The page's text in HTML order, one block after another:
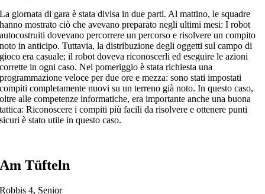
La giornata di gara è stata divisa in due parti. Al mattino, le squadre
hanno mostrato ciò che avevano preparato negli ultimi mesi: I robot
autocostruiti dovevano percorrere un percorso e risolvere un compito
noto in anticipo. Tuttavia, la distribuzione degli oggetti sul campo di
gioco era casuale; il robot doveva riconoscerli ed eseguire le azioni
corrette in ogni caso. Nel pomeriggio è stata richiesta una
programmazione veloce per due ore e mezza: sono stati impostati
compiti completamente nuovi su un terreno già noto. In questo caso,
oltre alle competenze informatiche, era importante anche una buona
tattica: Riconoscere i compiti più facili da risolvere e ottenere punti
sicuri è stato utile in questo caso.
Am Tüfteln
Robbis 4, Senior